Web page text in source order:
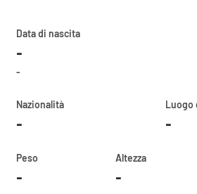
Data di nascita
-
-
Nazionalità
-
Luogo
-
Peso
-
Altezza
-